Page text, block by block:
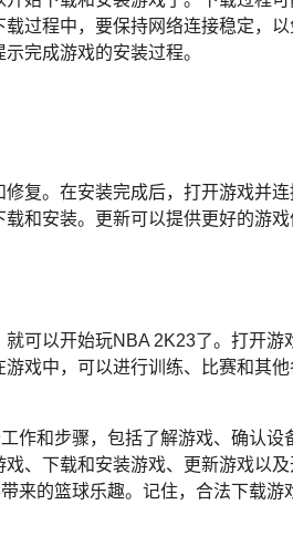
过程中，要保持网络连接稳定，
完成游戏的安装过程。
复。在安装完成后，打开游戏并
和安装。更新可以提供更好的游
可以开始玩NBA 2K23了。打开游
戏中，可以进行训练、比赛和其
作和步骤，包括了解游戏、确认
、下载和安装游戏、更新游戏以
来的篮球乐趣。记住，合法下载